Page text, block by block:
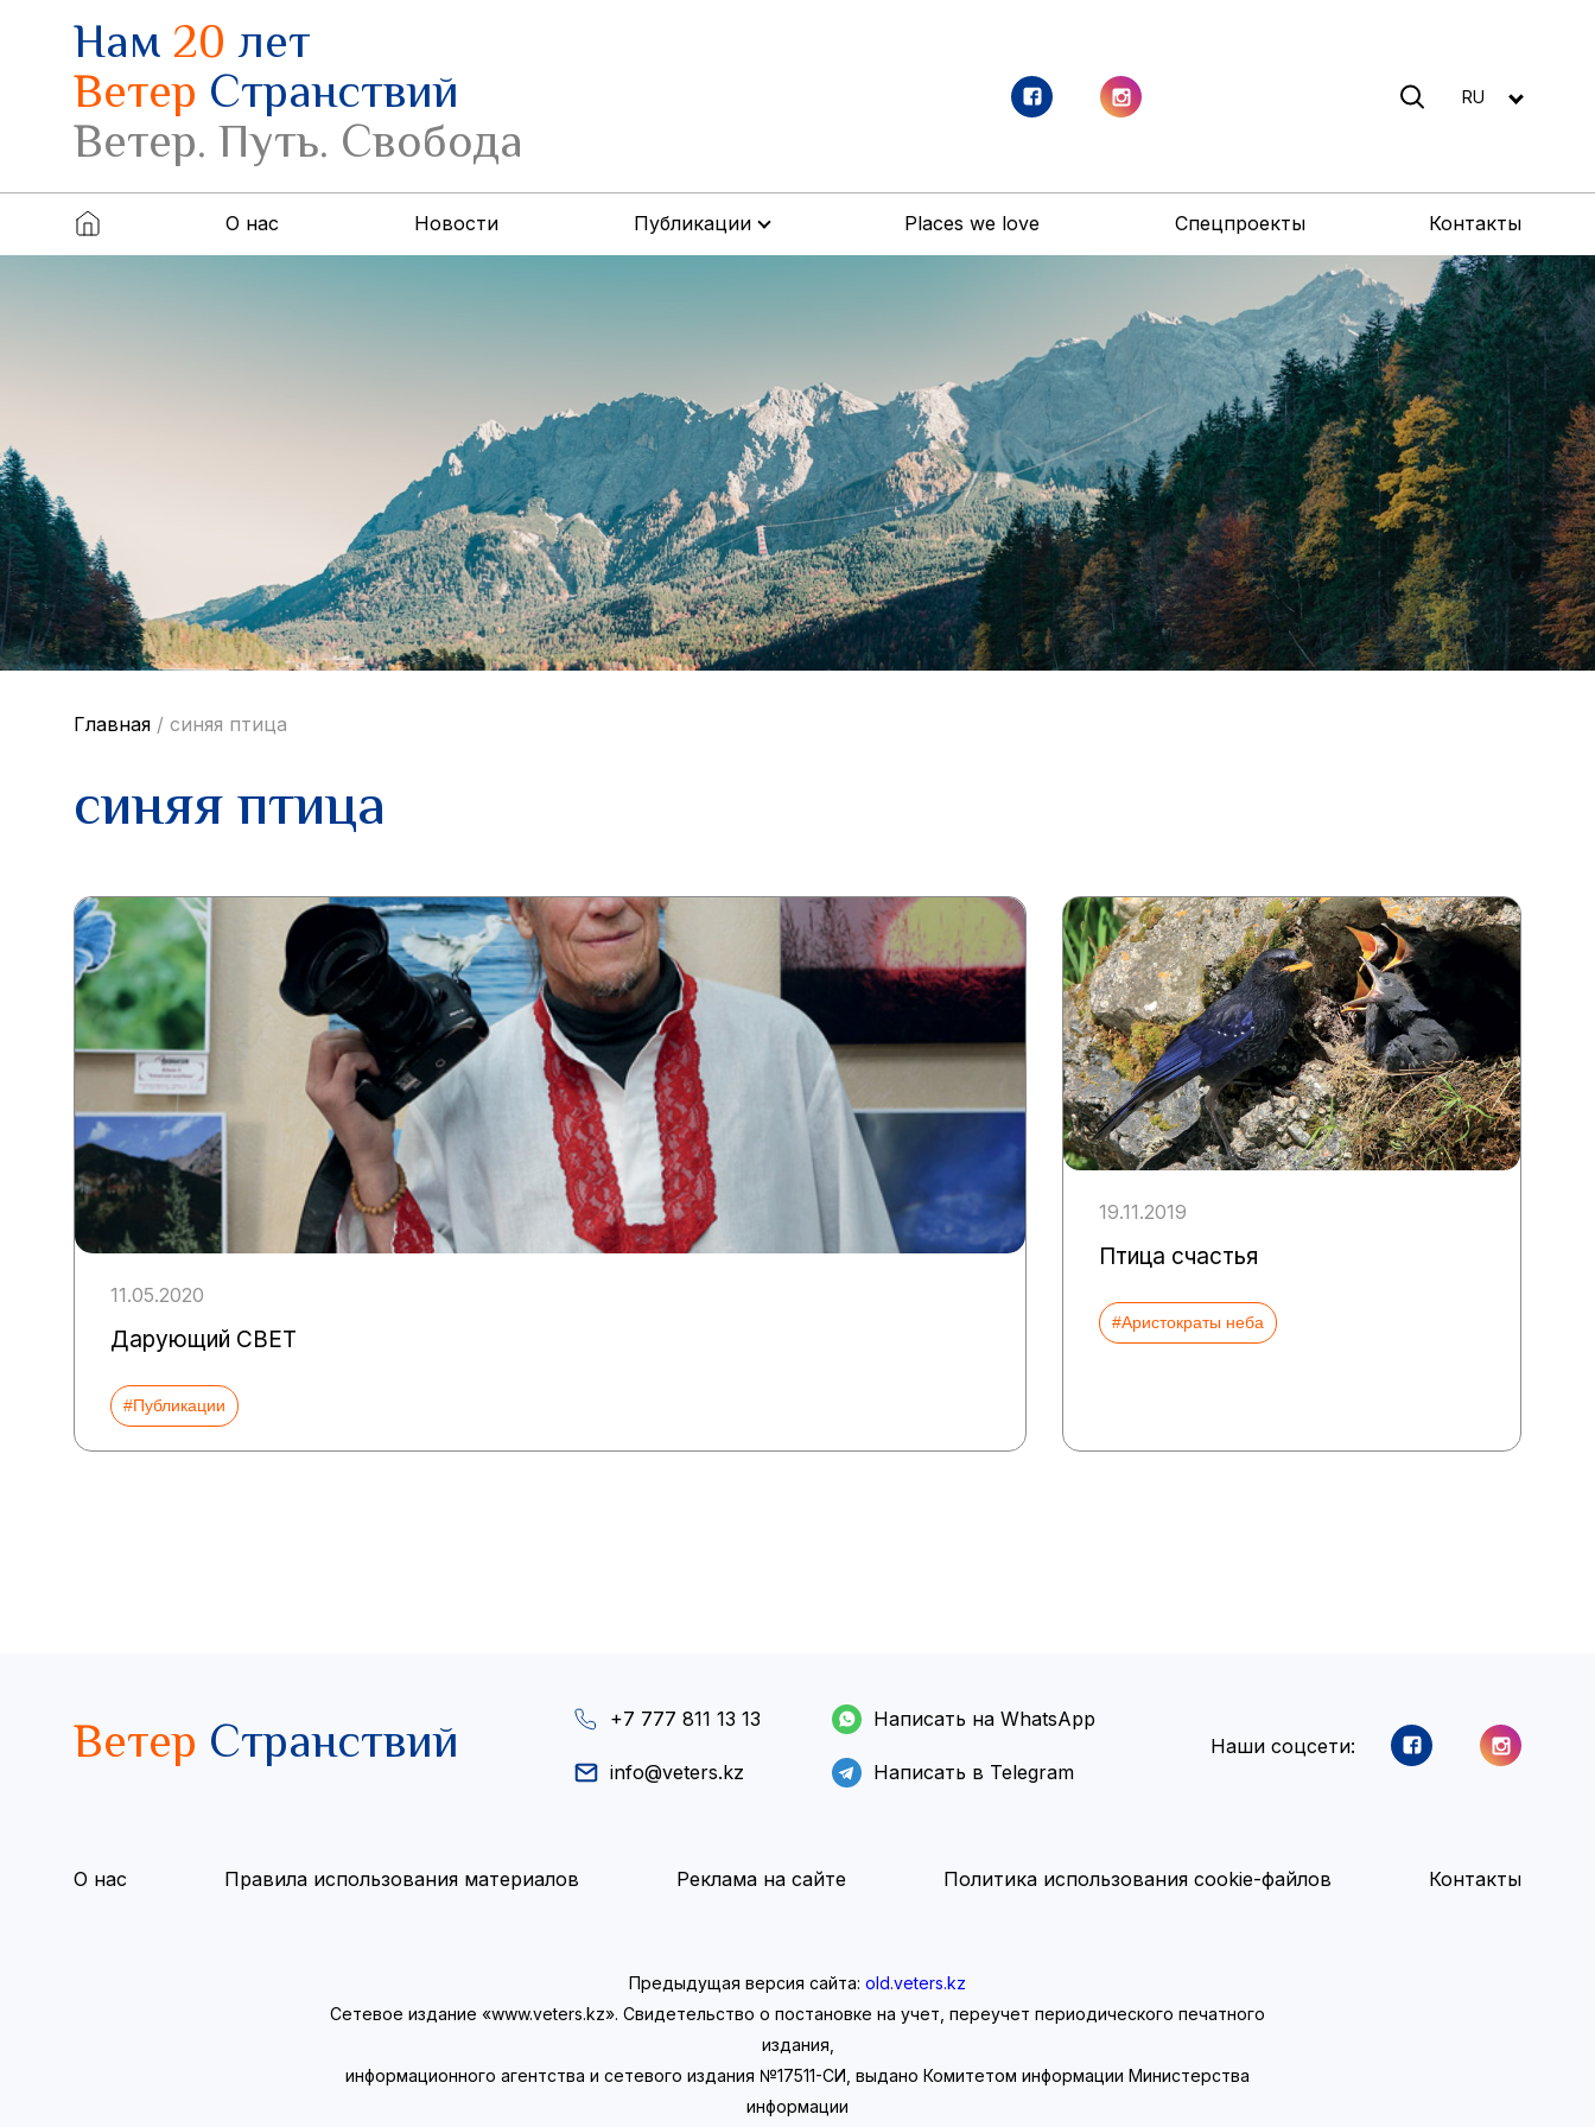
Нам20лет
Ветер Странствий
Ветер. Путь. Свобода
RU
О нас Новости Публикации Places we love Спецпроекты Контакты
Главная / синяя птица
синяя птица
11.05.2020
Дарующий СВЕТ
#Публикации
19.11.2019
Птица счастья
#Аристократы неба
Ветер Странствий +7 777 811 13 13
info@veters.kz
Написать на WhatsApp
Написать в Telegram
Наши соцсети:
О нас Правила использования материалов Реклама на сайте Политика использования cookie-файлов Контакты
Предыдущая версия сайта: old.veters.kz
Сетевое издание «www.veters.kz». Свидетельство о постановке на учет, переучет периодического печатного
издания,
информационного агентства и сетевого издания №17511-СИ, выдано Комитетом информации Министерства
информации